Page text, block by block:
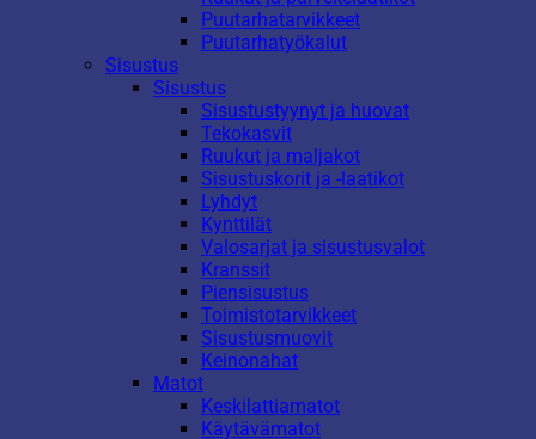
Puutarhatarvikkeet
Puutarhatyökalut
Sisustus
Sisustus
Sisustustyynyt ja huovat
Tekokasvit
Ruukut ja maljakot
Sisustuskorit ja -laatikot
Lyhdyt
Kynttilät
Valosarjat ja sisustusvalot
Kranssit
Piensisustus
Toimistotarvikkeet
Sisustusmuovit
Keinonahat
Matot
Keskilattiamatot
Käytävämatot